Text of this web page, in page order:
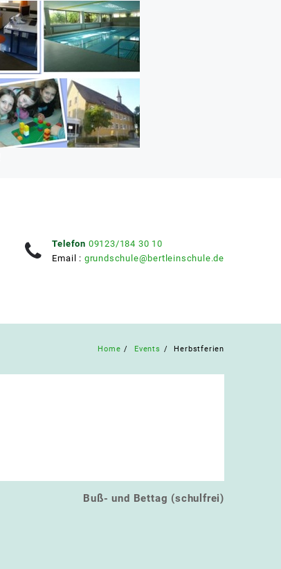
Telefon 09123/184 30 10
Email : grundschule@bertleinschule.de
Home Events Herbstferien
Buß- und Bettag (schulfrei)